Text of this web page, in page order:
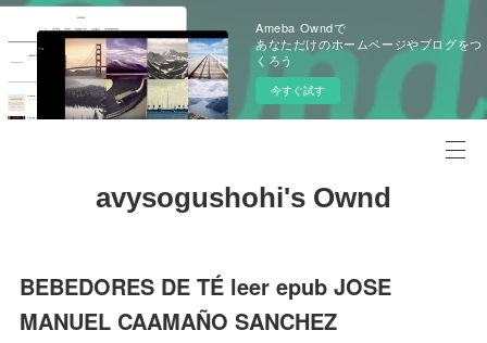
Ameba Owndで
あなただけのホームページやブログをつ
くろう
今すぐ試す
avysogushohi's Ownd
BEBEDORES DE TÉ leer epub JOSE
MANUEL CAAMAÑO SANCHEZ